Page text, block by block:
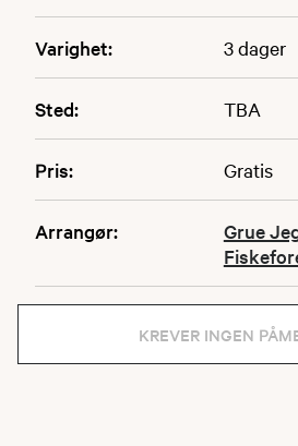
Varighet: 3 dager
Sted: TBA
Pris: Gratis
Arrangør:
Grue
KREVER INGEN